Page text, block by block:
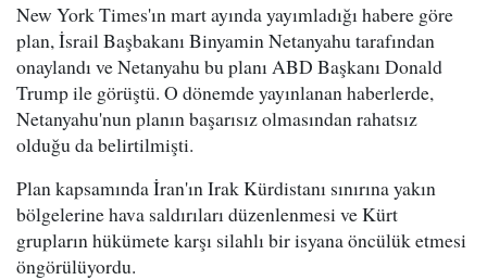
New York Times'ın mart ayında yayımladığı habere göre
plan, İsrail Başbakanı Binyamin Netanyahu tarafından
onaylandı ve Netanyahu bu planı ABD Başkanı Donald
Trump ile görüştü. O dönemde yayınlanan haberlerde,
Netanyahu'nun planın başarısız olmasından rahatsız
olduğu da belirtilmişti.
Plan kapsamında İran'ın Irak Kürdistanı sınırına yakın
bölgelerine hava saldırıları düzenlenmesi ve Kürt
grupların hükümete karşı silahlı bir isyana öncülük etmesi
öngörülüyordu.